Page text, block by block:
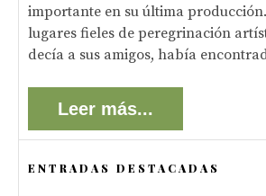
importante en su última
lugares fieles de peregrinación
decía a sus amigos, había
Leer más...
ENTRADAS DESTACADAS